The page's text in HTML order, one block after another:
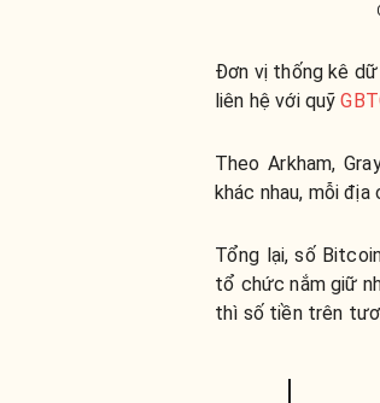
Đơn vị thống kê
liên hệ với quỹ
Theo Arkham,
khác nhau, mỗi địa
Tổng lại, số
tổ chức nắm giữ
thì số tiền trên